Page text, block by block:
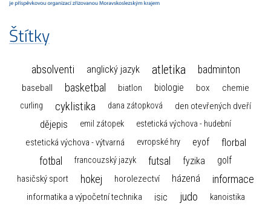
Štítky
absolventi anglický jazyk atletika badminton
baseball basketbal biatlon biologie box chemie
curling cyklistika dana zátopková den otevřených dveří
dějepis emil zátopek estetická výchova - hudební
estetická výchova - výtvarná evropské hry eyof florbal
fotbal francouzský jazyk futsal fyzika golf
hasičský sport hokej horolezectví házená informace
informatika a výpočetní technika isic judo
kanoistika